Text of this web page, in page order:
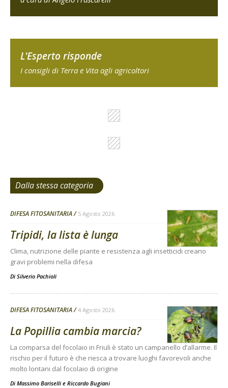
L'Esperto risponde
I consigli di Terra e Vita agli agricoltori
Dalla stessa categoria
DIFESA FITOSANITARIA 5 Agosto 2026
Tripidi, la lista è lunga
Clima, nutrizione delle piante e resistenza agli insetticidi creano
gravi problemi nella difesa
Di Silverio Pachioli
DIFESA FITOSANITARIA 4 Agosto 2026
La Popillia cambia marcia?
La comparsa del focolaio in Friuli è stato un campanello d’allarme. Il
rischio per il futuro è che riesca a trovare luoghi favorevoli anche
molto lontani dal focolaio di origine
Di Massimo Bariselli e Riccardo Bugiani